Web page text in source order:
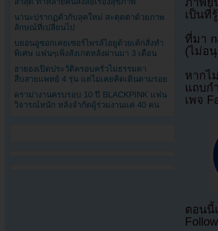
เป็นที่
ที่มา
(ไม่อ
หากไ
แถบก
เพจ
ตอนนี้
นานะปรากฏตัวกับลุคใหม่ สะดุดตาด้วยภาพ
ลักษณ์ที่เปลี่ยนไป
บยอนอูซอกเคยเซอร์ไพรส์ไอยูด้วยเค้กสั่งทำ
พิเศษ แฟนๆเพิ่งสังเกตหลังผ่านมา 3 เดือน
ฮายองเปิดประวัติครอบครัวไม่ธรรมดา
สืบสายแพทย์ 4 รุ่น แต่ไม่เคยคิดเดินตามรอย
ดราม่างานครบรอบ 10 ปี BLACKPINK แฟน
วิจารณ์หนัก หลังจำกัดผู้ร่วมงานแค่ 40 คน